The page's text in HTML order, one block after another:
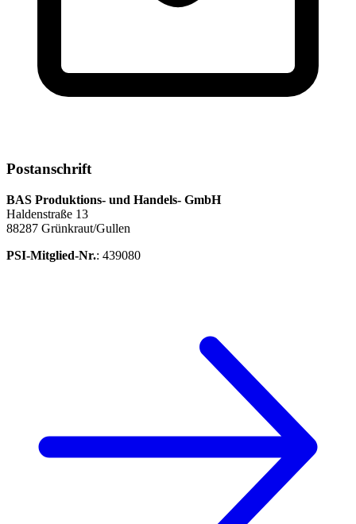
Postanschrift
BAS Produktions- und Handels- GmbH
Haldenstraße 13
88287 Grünkraut/Gullen
PSI-Mitglied-Nr.: 439080